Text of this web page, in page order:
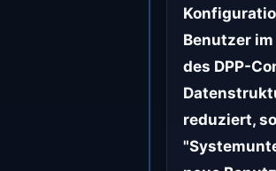
Benutzer
des DPP-
reduziert,